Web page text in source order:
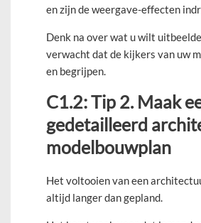
en zijn de weergave-effecten
Denk na over wat u wilt
verwacht dat de kijkers van uw
en begrijpen.
C1.2: Tip 2. Maak
gedetailleerd
modelbouwplan
Het voltooien van een
altijd langer dan gepland.